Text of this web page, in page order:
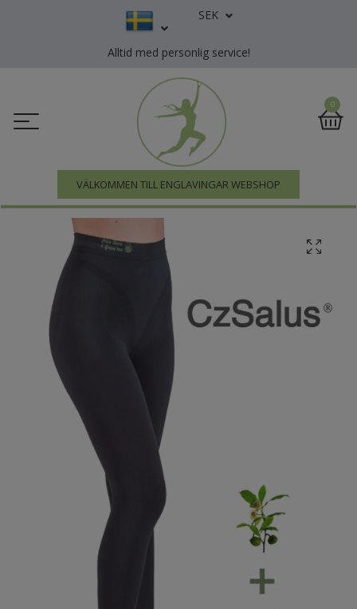
SEK
Alltid med personlig service!
VÄLKOMMEN TILL ENGLAVINGAR WEBSHOP
0